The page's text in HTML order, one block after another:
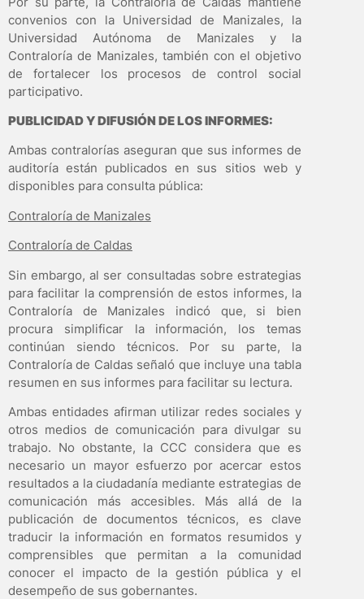
convenios con la Universidad de Manizales, la
Universidad Autónoma de Manizales y la
Contraloría de Manizales, también con el objetivo
de fortalecer los procesos de control social
participativo.
PUBLICIDAD Y DIFUSIÓN DE LOS INFORMES:
Ambas contralorías aseguran que sus informes de
auditoría están publicados en sus sitios web y
disponibles para consulta pública:
Contraloría de Manizales
Contraloría de Caldas
Sin embargo, al ser consultadas sobre estrategias
para facilitar la comprensión de estos informes, la
Contraloría de Manizales indicó que, si bien
procura simplificar la información, los temas
continúan siendo técnicos. Por su parte, la
Contraloría de Caldas señaló que incluye una tabla
resumen en sus informes para facilitar su lectura.
Ambas entidades afirman utilizar redes sociales y
otros medios de comunicación para divulgar su
trabajo. No obstante, la CCC considera que es
necesario un mayor esfuerzo por acercar estos
resultados a la ciudadanía mediante estrategias de
comunicación más accesibles. Más allá de la
publicación de documentos técnicos, es clave
traducir la información en formatos resumidos y
comprensibles que permitan a la comunidad
conocer el impacto de la gestión pública y el
desempeño de sus gobernantes.